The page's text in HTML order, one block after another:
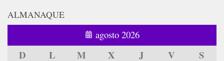
ALMANAQUE
agosto 2026
D L M X J V
S